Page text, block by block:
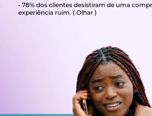
• 78% dos clientes desistiram de uma
experiência ruim. ( Olhar )